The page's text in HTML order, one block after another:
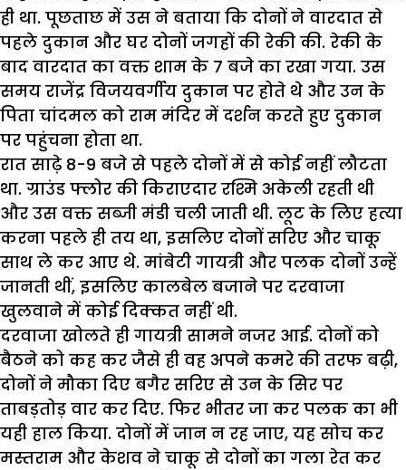
ही था. पूछताछ में उस ने बताया कि दोनों ने वारदात से
पहले दुकान और घर दोनों जगहों की रेकी की. रेकी के
बाद वारदात का वक्त शाम के 7 बजे का रखा गया. उस
समय राजेंद्र विजयवर्गीय दुकान पर होते थे और उन के
पिता चांदमल को राम मंदिर में दर्शन करते हुए दुकान
पर पहुंचना होता था.
रात साढ़े 8-9 बजे से पहले दोनों में से कोई नहीं लौटता
था. ग्राउंड फ्लोर की किराएदार रश्मि अकेली रहती थी
और उस वक्त सब्जी मंडी चली जाती थी. लूट के लिए हत्या
करना पहले ही तय था, इसलिए दोनों सरिए और चाकू
साथ ले कर आए थे. मांबेटी गायत्री और पलक दोनों उन्हें
जानती थीं, इसलिए कालबेल बजाने पर दरवाजा
खुलवाने में कोई दिक्कत नहीं थी.
दरवाजा खोलते ही गायत्री सामने नजर आई. दोनों को
बैठने को कह कर जैसे ही वह अपने कमरे की तरफ बढ़ी,
दोनों ने मौका दिए बगैर सरिए से उन के सिर पर
ताबड़तोड़ वार कर दिए. फिर भीतर जा कर पलक का भी
यही हाल किया. दोनों में जान न रह जाए, यह सोच कर
मस्तराम और केशव ने चाकू से दोनों का गला रेत कर